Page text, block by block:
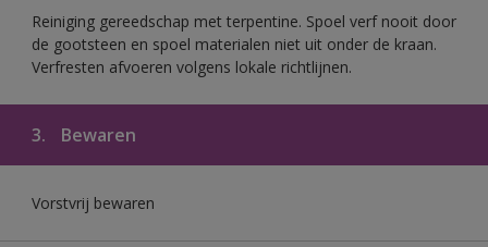
Reiniging gereedschap met terpentine. Spoel verf nooit door
de gootsteen en spoel materialen niet uit onder de kraan.
Verfresten afvoeren volgens lokale richtlijnen.
3. Bewaren
Vorstvrij bewaren